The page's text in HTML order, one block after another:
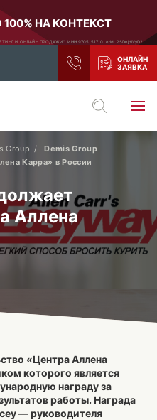
100% НА КОНТЕКСТ
И ОНЛАЙН ПРОДАЖИ". ИНН 9705151710. erid: 2SDnjdiVyD2
Санкт-Петербург
Тамбов
Тула
Екатеринбург
Ростов-на-Дону
Group
Demis Group
Карра» в России
Аллена
«Центра Аллена
которого является
награду за
работы. Награда
— руководителя